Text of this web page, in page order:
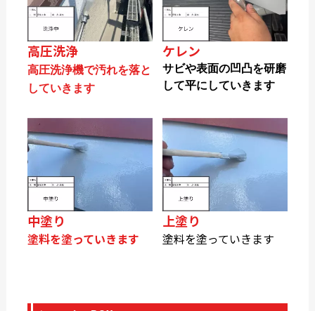
高圧洗浄
高圧洗浄機で汚れを落と
していきます
ケレン
サビや表面の凹凸を研磨
して平にしていきます
中塗り
塗料を塗っていきます
上塗り
塗料を塗っていきます